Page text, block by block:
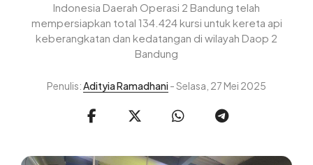
Indonesia Daerah Operasi 2 Bandung telah
mempersiapkan total 134.424 kursi untuk kereta api
keberangkatan dan kedatangan di wilayah Daop 2
Bandung
Penulis:Adityia Ramadhani - Selasa, 27 Mei 2025